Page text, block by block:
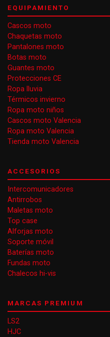
EQUIPAMIENTO
Cascos moto
Chaquetas moto
Pantalones moto
Botas moto
Guantes moto
Protecciones CE
Ropa lluvia
Térmicos invierno
Ropa moto niños
Cascos moto Valencia
Ropa moto Valencia
Tienda moto Valencia
ACCESORIOS
Intercomunicadores
Antirrobos
Maletas moto
Top case
Alforjas moto
Soporte móvil
Baterías moto
Fundas moto
Chalecos hi-vis
MARCAS PREMIUM
LS2
HJC